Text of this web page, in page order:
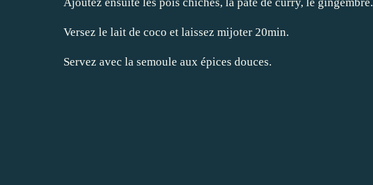
Versez le lait de coco et laissez mijoter 20min.
Servez avec la semoule aux épices douces.